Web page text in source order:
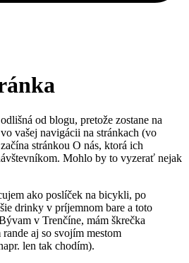
od blogu, pretože zostane na
vašej navigácii na stránkach (vo
stránkou O nás, ktorá ich
Mohlo by to vyzerať nejak
ako poslíček na bicykli, po
drinky v príjemnom bare a toto
v Trenčíne, mám škrečka
aj so svojím mestom
len tak chodím).